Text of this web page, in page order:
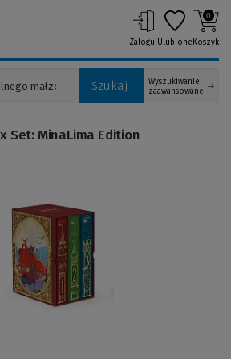
Szukaj
Wyszukiwanie
zaawansowane
ZalogujUlubione
0
Koszyk
Set: MinaLima Edition